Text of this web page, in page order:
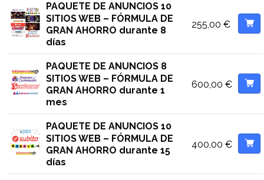
PAQUETE DE ANUNCIOS 10
SITIOS WEB – FÓRMULA DE
GRAN AHORRO durante 8
días
255,00 €
PAQUETE DE ANUNCIOS 8
SITIOS WEB – FÓRMULA DE
GRAN AHORRO durante 1
mes
600,00 €
PAQUETE DE ANUNCIOS 10
SITIOS WEB – FÓRMULA DE
GRAN AHORRO durante 15
días
400,00 €